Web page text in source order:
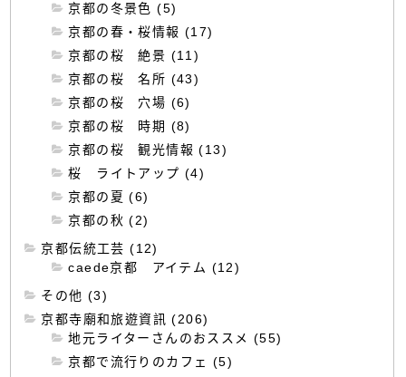
京都の冬景色 (5)
京都の春・桜情報 (17)
京都の桜 絶景 (11)
京都の桜 名所 (43)
京都の桜 穴場 (6)
京都の桜 時期 (8)
京都の桜 観光情報 (13)
桜 ライトアップ (4)
京都の夏 (6)
京都の秋 (2)
京都伝統工芸 (12)
caede京都 アイテム (12)
その他 (3)
京都寺廟和旅遊資訊 (206)
地元ライターさんのおススメ (55)
京都で流行りのカフェ (5)